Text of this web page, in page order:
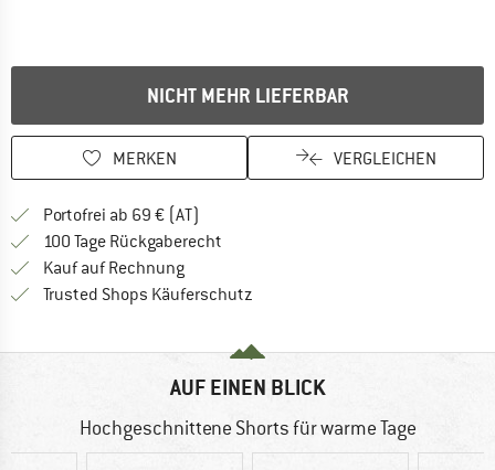
NICHT MEHR LIEFERBAR
MERKEN VERGLEICHEN
Portofrei ab 69 € (AT)
100 Tage Rückgaberecht
Kauf auf RechnungFinde die Zahlungs-Infos hier! Öffnet
Trusted Shops Käuferschutz
AUF EINEN BLICK
Hochgeschnittene Shorts für warme Tage